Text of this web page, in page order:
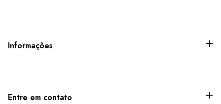
Informações
Entre em contato